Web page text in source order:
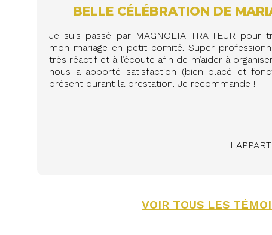
BELLE CÉLÉBRATION DE
Je suis passé par MAGNOLIA TRAITEUR
mon mariage en petit comité. Super
très réactif et à l’écoute afin de m’aider à
nous a apporté satisfaction (bien placé et
présent durant la prestation. Je recommande !
VOIR TOUS LES